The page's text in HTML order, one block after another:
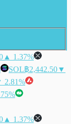
▲ 1.37%
SOL฿2,442.50▼
2.81%
▲ 1.37%